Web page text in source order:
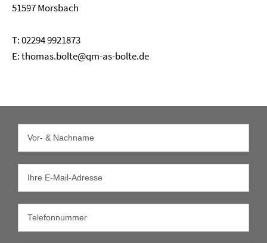
51597 Morsbach
T: 02294 9921873
E: thomas.bolte@qm-as-bolte.de